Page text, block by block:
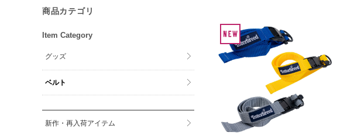
商品カテゴリ
Item Category
グッズ
ベルト
新作・再入荷アイテム